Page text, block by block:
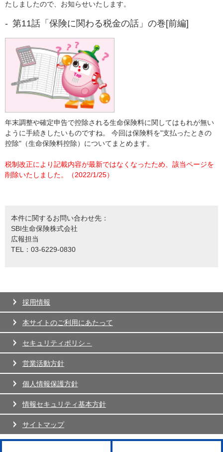
たしましたので、お知らせいたします。
第11話「保険に関わる税金の話」の巻[前編]
年末調整や確定申告で控除される生命保険料に関してはもれが無い
ように手続きしたいものですね。 今回は保険料を"支払ったときの
控除"（生命保険料控除）についてまとめます。
税制改正により記載内容が最新ではなくなったため、該当ページを
削除いたしました。（2022/1/25）
本件に関するお問い合わせ先：
SBI生命保険株式会社
広報担当
TEL：03-6229-0830
採用情報
本サイトのご利用にあたって
セキュリティポリシ－
営業活動方針
個人情報保護方針
情報セキュリティ基本方針
サイトマップ